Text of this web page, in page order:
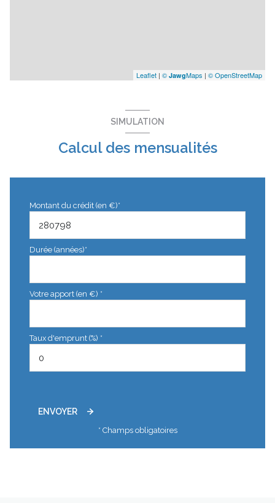
Leaflet | © JawgMaps | © OpenStreetMap
SIMULATION
Calcul des mensualités
Montant du crédit (en €)*
Durée (années)*
Votre apport (en €) *
Taux d'emprunt (%) *
ENVOYER
* Champs obligatoires